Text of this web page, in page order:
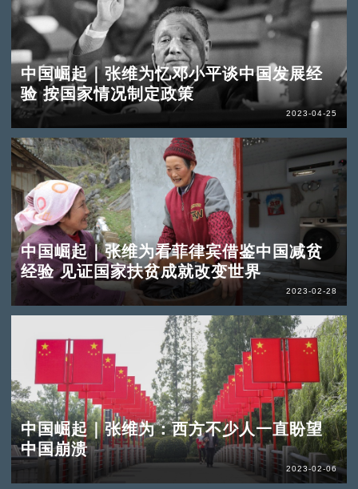
中国崛起｜张维为忆邓小平谈中国发展经
验 按国家情况制定政策
2023-04-25
中国崛起｜张维为看菲律宾借鉴中国减贫
经验 见证国家扶贫成就改变世界
2023-02-28
中国崛起｜张维为：西方不少人一直盼望
中国崩溃
2023-02-06